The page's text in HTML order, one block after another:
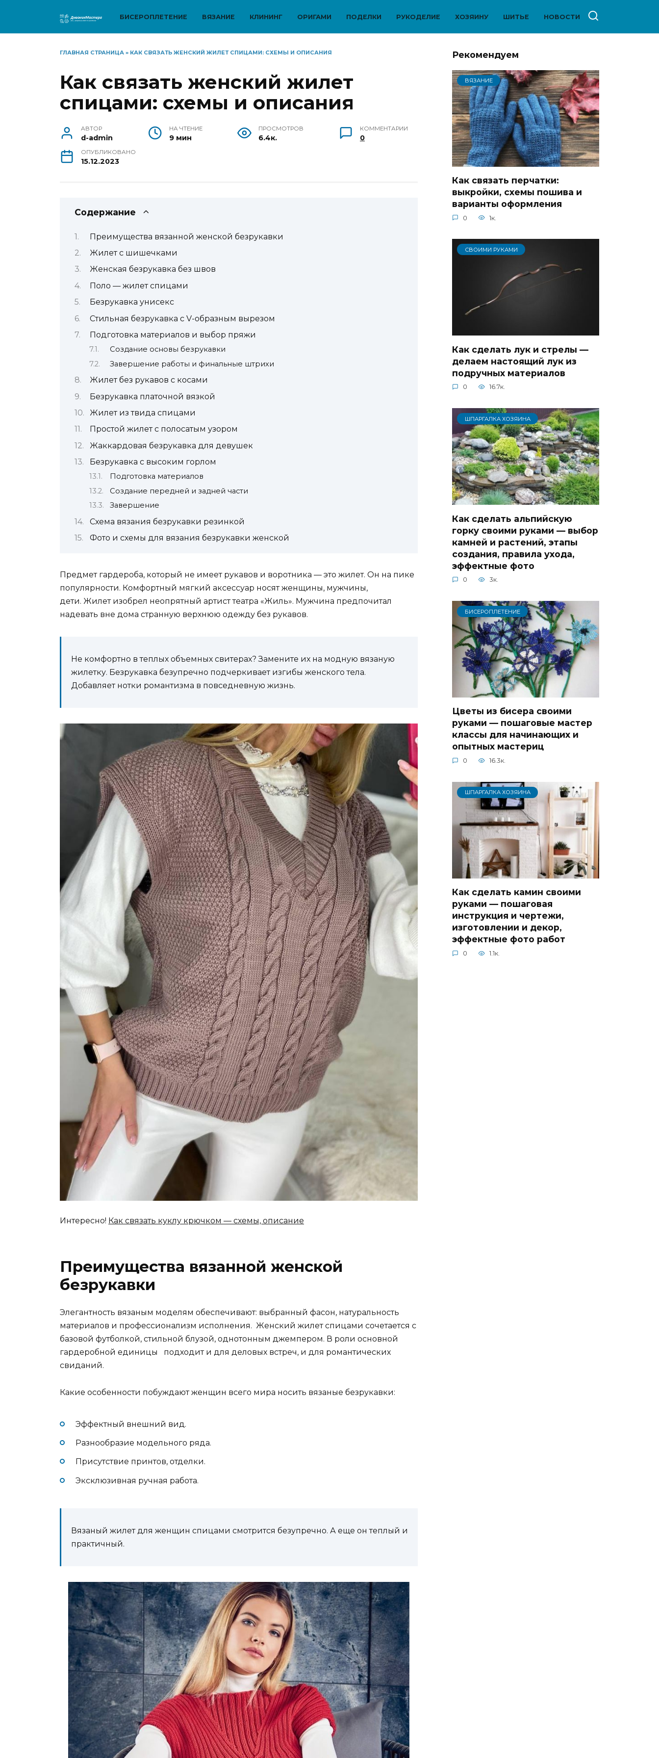
БИСЕРОПЛЕТЕНИЕ ВЯЗАНИЕ КЛИНИНГ ОРИГАМИ ПОДЕЛКИ РУКОДЕЛИЕ ХОЗЯИНУ ШИТЬЕ НОВОСТИ
ГЛАВНАЯ СТРАНИЦА » КАК СВЯЗАТЬ ЖЕНСКИЙ ЖИЛЕТ СПИЦАМИ: СХЕМЫ И ОПИСАНИЯ
Как связать женский жилет
спицами: схемы и описания
АВТОР
d-admin
НА ЧТЕНИЕ
9 мин
ПРОСМОТРОВ
6.4к.
КОММЕНТАРИИ
0
ОПУБЛИКОВАНО
15.12.2023
Содержание
Преимущества вязанной женской безрукавки
Жилет с шишечками
Женская безрукавка без швов
Поло — жилет спицами
Безрукавка унисекс
Стильная безрукавка с V-образным вырезом
Подготовка материалов и выбор пряжи
Создание основы безрукавки
Завершение работы и финальные штрихи
Жилет без рукавов с косами
Безрукавка платочной вязкой
Жилет из твида спицами
Простой жилет с полосатым узором
Жаккардовая безрукавка для девушек
Безрукавка с высоким горлом
Подготовка материалов
Создание передней и задней части
Завершение
Схема вязания безрукавки резинкой
Фото и схемы для вязания безрукавки женской
Предмет гардероба, который не имеет рукавов и воротника — это жилет. Он на пике
популярности. Комфортный мягкий аксессуар носят женщины, мужчины,
дети. Жилет изобрел неопрятный артист театра «Жиль». Мужчина предпочитал
надевать вне дома странную верхнюю одежду без рукавов.
Не комфортно в теплых объемных свитерах? Замените их на модную вязаную
жилетку. Безрукавка безупречно подчеркивает изгибы женского тела.
Добавляет нотки романтизма в повседневную жизнь.
Интересно! Как связать куклу крючком — схемы, описание
Преимущества вязанной женской
безрукавки
Элегантность вязаным моделям обеспечивают: выбранный фасон, натуральность
материалов и профессионализм исполнения. Женский жилет спицами сочетается с
базовой футболкой, стильной блузой, однотонным джемпером. В роли основной
гардеробной единицы подходит и для деловых встреч, и для романтических
свиданий.
Какие особенности побуждают женщин всего мира носить вязаные безрукавки:
Эффектный внешний вид.
Разнообразие модельного ряда.
Присутствие принтов, отделки.
Эксклюзивная ручная работа.
Вязаный жилет для женщин спицами смотрится безупречно. А еще он теплый и
практичный.
Рекомендуем
ВЯЗАНИЕ
Как связать перчатки:
выкройки, схемы пошива и
варианты оформления
0 1к.
СВОИМИ РУКАМИ
Как сделать лук и стрелы —
делаем настоящий лук из
подручных материалов
0 16.7к.
ШПАРГАЛКА ХОЗЯИНА
Как сделать альпийскую
горку своими руками — выбор
камней и растений, этапы
создания, правила ухода,
эффектные фото
0 3к.
БИСЕРОПЛЕТЕНИЕ
Цветы из бисера своими
руками — пошаговые мастер
классы для начинающих и
опытных мастериц
0 16.3к.
ШПАРГАЛКА ХОЗЯИНА
Как сделать камин своими
руками — пошаговая
инструкция и чертежи,
изготовлении и декор,
эффектные фото работ
0 1.1к.